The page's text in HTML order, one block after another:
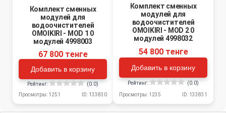
Комплект сменных
модулей для
водоочистителей
OMOIKIRI - MOD 1 0
модулей 4998003
67 800 тенге
Добавить в корзину
Рейтинг:
(0.0)
Просмотры: 1251
ID: 133830
Комплект сменных
модулей для
водоочистителей
OMOIKIRI - MOD 2 0
модулей 4998032
54 800 тенге
Добавить в корзину
Рейтинг: (0.0)
Просмотры: 1235 ID: 133831